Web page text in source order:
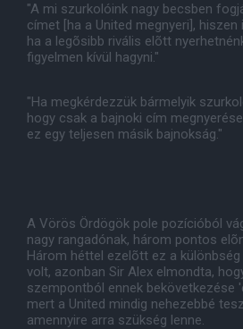
"A mi szurkolóink nagy becsben
címet [ha a United megnyeri], hiszen
ha a legõsibb rivális elõtt
figyelmen kívül hagyni."
"Ha megkérdezzük bármelyik
hogy csak a bajnoki cím
ez egy teljesen másik bajnokság."
A Vörös Ördögök pole pozícióból
nagy rangadónak, három pontos
Három héttel ezelõtt ez a
volt, azonban Sir Alex elmondta,
szempontból ennek bekövetkezése
mert a United mindig nehezebbé
amennyire arra szükség lenne.